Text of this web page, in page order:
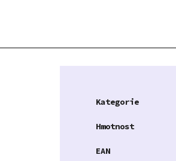
Kategorie
Hmotnost
EAN